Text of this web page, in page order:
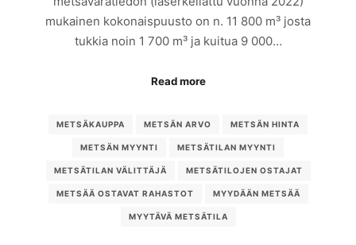
mukainen kokonaispuusto on n. 11 800 m³ josta
tukkia noin 1 700 m³ ja kuitua 9 000…
Read more
METSÄKAUPPA METSÄN ARVO METSÄN HINTA
METSÄN MYYNTI METSÄTILAN MYYNTI
METSÄTILAN VÄLITTÄJÄ METSÄTILOJEN OSTAJAT
METSÄÄ OSTAVAT RAHASTOT MYYDÄÄN METSÄÄ
MYYTÄVÄ METSÄTILA